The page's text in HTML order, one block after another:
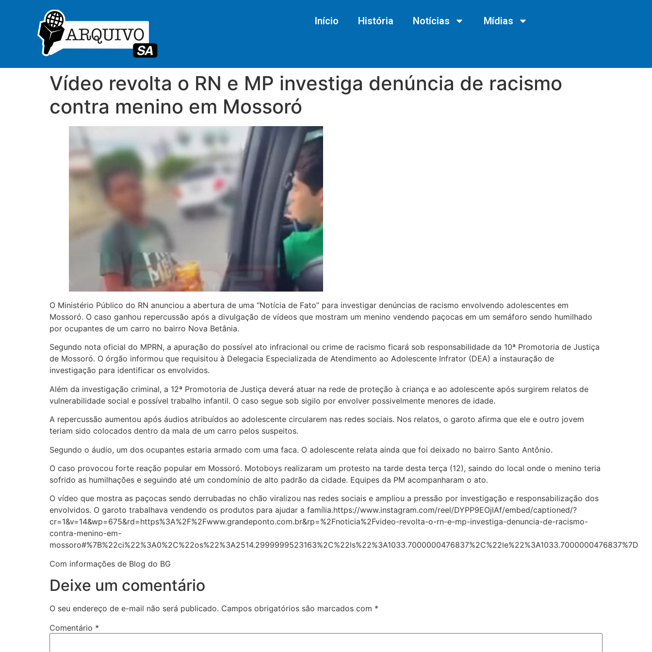
Início História Notícias Mídias
Vídeo revolta o RN e MP investiga denúncia de racismo
contra menino em Mossoró
O Ministério Público do RN anunciou a abertura de uma “Notícia de Fato” para investigar denúncias de racismo envolvendo adolescentes em
Mossoró. O caso ganhou repercussão após a divulgação de vídeos que mostram um menino vendendo paçocas em um semáforo sendo humilhado
por ocupantes de um carro no bairro Nova Betânia.
Segundo nota oficial do MPRN, a apuração do possível ato infracional ou crime de racismo ficará sob responsabilidade da 10ª Promotoria de Justiça
de Mossoró. O órgão informou que requisitou à Delegacia Especializada de Atendimento ao Adolescente Infrator (DEA) a instauração de
investigação para identificar os envolvidos.
Além da investigação criminal, a 12ª Promotoria de Justiça deverá atuar na rede de proteção à criança e ao adolescente após surgirem relatos de
vulnerabilidade social e possível trabalho infantil. O caso segue sob sigilo por envolver possivelmente menores de idade.
A repercussão aumentou após áudios atribuídos ao adolescente circularem nas redes sociais. Nos relatos, o garoto afirma que ele e outro jovem
teriam sido colocados dentro da mala de um carro pelos suspeitos.
Segundo o áudio, um dos ocupantes estaria armado com uma faca. O adolescente relata ainda que foi deixado no bairro Santo Antônio.
O caso provocou forte reação popular em Mossoró. Motoboys realizaram um protesto na tarde desta terça (12), saindo do local onde o menino teria
sofrido as humilhações e seguindo até um condomínio de alto padrão da cidade. Equipes da PM acompanharam o ato.
O vídeo que mostra as paçocas sendo derrubadas no chão viralizou nas redes sociais e ampliou a pressão por investigação e responsabilização dos
envolvidos. O garoto trabalhava vendendo os produtos para ajudar a família.https://www.instagram.com/reel/DYPP9EOjlAf/embed/captioned/?
cr=1&v=14&wp=675&rd=https%3A%2F%2Fwww.grandeponto.com.br&rp=%2Fnoticia%2Fvideo-revolta-o-rn-e-mp-investiga-denuncia-de-racismo-
contra-menino-em-
mossoro#%7B%22ci%22%3A0%2C%22os%22%3A2514.2999999523163%2C%22ls%22%3A1033.7000000476837%2C%22le%22%3A1033.7000000476837%7D
Com informações de Blog do BG
Deixe um comentário
O seu endereço de e-mail não será publicado. Campos obrigatórios são marcados com *
Comentário *